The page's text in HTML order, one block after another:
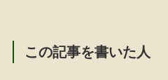
この記事を書いた人